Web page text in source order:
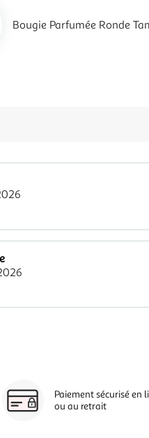
Bougie Parfumée Ronde
Paiement sécurisé en
ou au retrait